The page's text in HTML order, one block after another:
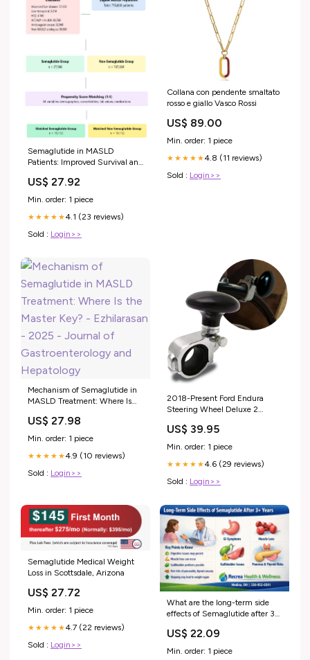
Semaglutide in MASLD
Patients: Improved Survival and
US$ 27.92
Min. order: 1 piece
★★★★★4.1 (23 reviews)
Sold : Login>>
Collana con pendente smaltato
rosso e giallo Vasco Rossi
US$ 89.00
Min. order: 1 piece
★★★★★4.8 (11 reviews)
Sold : Login>>
Mechanism of Semaglutide in
MASLD Treatment: Where Is
2025 - Journal of
Gastroenterology and
US$ 27.98
Min. order: 1 piece
★★★★★4.9 (10 reviews)
Sold : Login>>
2018-Present Ford Endura
Steering Wheel Deluxe 2
Knob - M16 x 1.5 Super Series
11
US$ 39.95
Min. order: 1 piece
★★★★★4.6 (29 reviews)
Sold : Login>>
Semaglutide Medical Weight
Loss in Scottsdale, Arizona
US$ 27.72
Min. order: 1 piece
★★★★★4.7 (22 reviews)
Sold : Login>>
What are the long-term side
effects of Semaglutide after 3+
US$ 22.09
Min. order: 1 piece